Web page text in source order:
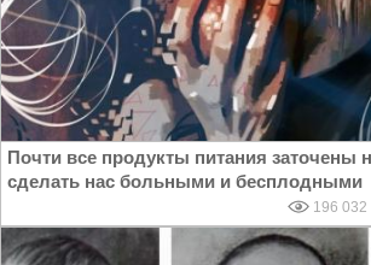
Почти все продукты питания заточены
сделать нас больными и бесплодными
196 032